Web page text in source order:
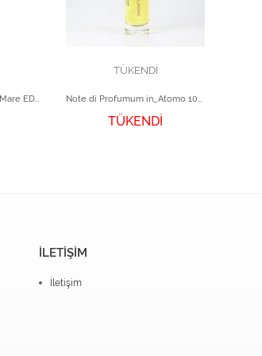
TÜKENDİ
TÜKENDİ
İLETİŞİM
İletişim